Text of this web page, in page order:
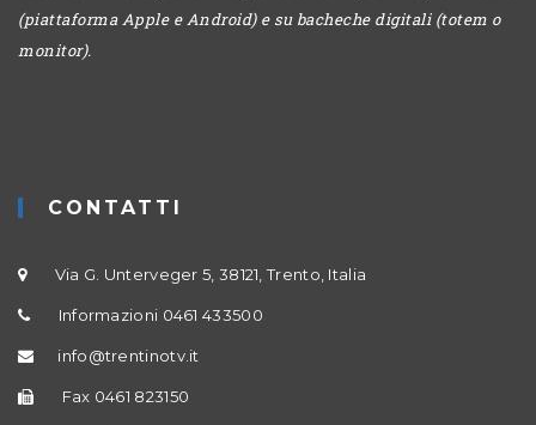
(piattaforma Apple e Android) e su bacheche digitali (totem o
monitor).
CONTATTI
Via G. Unterveger 5, 38121, Trento, Italia
Informazioni 0461 433500
info@trentinotv.it
Fax 0461 823150